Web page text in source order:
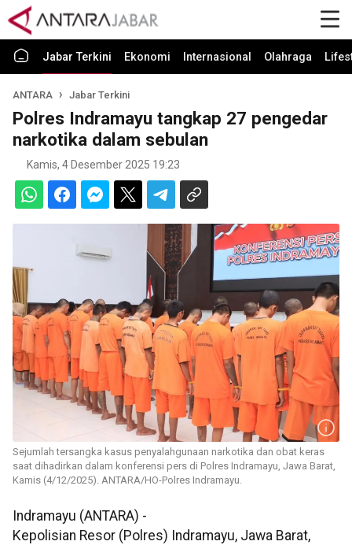
Jabar Terkini Ekonomi Internasional Olahraga
ANTARA Jabar Terkini
Polres Indramayu tangkap 27 pengedar
narkotika dalam sebulan
Kamis, 4 Desember 2025 19:23
Sejumlah tersangka kasus penyalahgunaan narkotika dan obat keras
saat dihadirkan dalam konferensi pers di Polres Indramayu, Jawa Barat,
Kamis (4/12/2025). ANTARA/HO-Polres Indramayu.
Indramayu (ANTARA) -
Kepolisian Resor (Polres) Indramayu, Jawa Barat,